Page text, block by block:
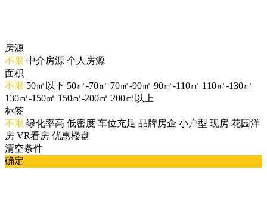
房源
不限 中介房源 个人房源
面积
不限 50㎡以下 50㎡-70㎡ 70㎡-90㎡ 90㎡-110㎡ 110㎡-130㎡
130㎡-150㎡ 150㎡-200㎡ 200㎡以上
标签
不限 绿化率高 低密度 车位充足 品牌房企 小户型 现房 花园洋
房 VR看房 优惠楼盘
清空条件
确定